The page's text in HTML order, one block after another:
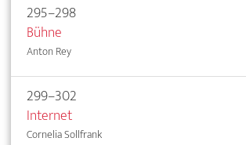
295–298
Bühne
Anton Rey
299–302
Internet
Cornelia Sollfrank